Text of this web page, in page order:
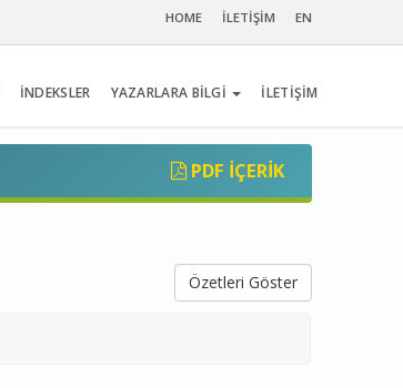
HOME İLETİŞİM EN
İNDEKSLER YAZARLARA BİLGİ İLETİŞİM
PDF İÇERIK
Özetleri Göster